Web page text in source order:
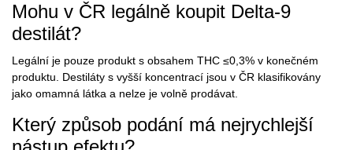
Mohu v ČR legálně koupit Delta‑9
destilát?
Legální je pouze produkt s obsahem THC ≤0,3% v konečném
produktu. Destiláty s vyšší koncentrací jsou v ČR klasifikovány
jako omamná látka a nelze je volně prodávat.
Který způsob podání má nejrychlejší